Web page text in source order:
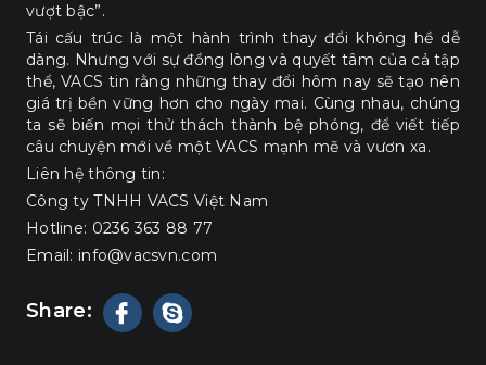
vượt bậc”.
Tái cấu trúc là một hành trình thay đổi không hề dễ
dàng. Nhưng với sự đồng lòng và quyết tâm của cả tập
thể, VACS tin rằng những thay đổi hôm nay sẽ tạo nên
giá trị bền vững hơn cho ngày mai. Cùng nhau, chúng
ta sẽ biến mọi thử thách thành bệ phóng, để viết tiếp
câu chuyện mới về một VACS mạnh mẽ và vươn xa.
Liên hệ thông tin:
Công ty TNHH VACS Việt Nam
Hotline: 0236 363 88 77
Email: info@vacsvn.com
Share: